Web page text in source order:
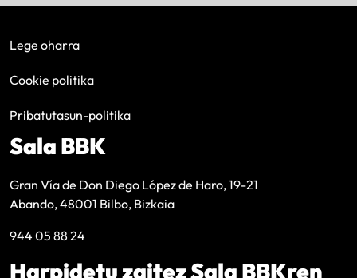
Lege oharra
Cookie politika
Pribatutasun-politika
Sala BBK
Gran Vía de Don Diego López de Haro, 19-21
Abando, 48001 Bilbo, Bizkaia
944 05 88 24
Harpidetu zaitez Sala BBKren